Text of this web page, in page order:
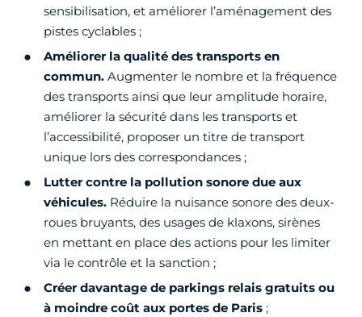
sensibilisation, et améliorer l’aménagement des
pistes cyclables ;
Améliorer la qualité des transports en
commun. Augmenter le nombre et la fréquence
des transports ainsi que leur amplitude horaire,
améliorer la sécurité dans les transports et
l’accessibilité, proposer un titre de transport
unique lors des correspondances ;
Lutter contre la pollution sonore due aux
véhicules. Réduire la nuisance sonore des deux-
roues bruyants, des usages de klaxons, sirènes
en mettant en place des actions pour les limiter
via le contrôle et la sanction ;
Créer davantage de parkings relais gratuits ou
à moindre coût aux portes de Paris ;